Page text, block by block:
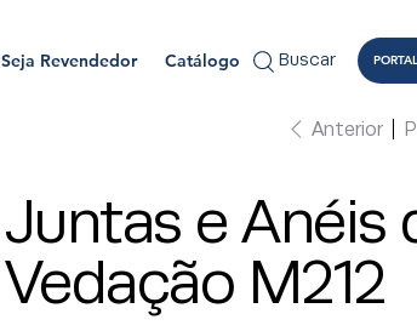
Seja Revendedor Catálogo Buscar
Anterior
Juntas e Anéis
Vedação M212